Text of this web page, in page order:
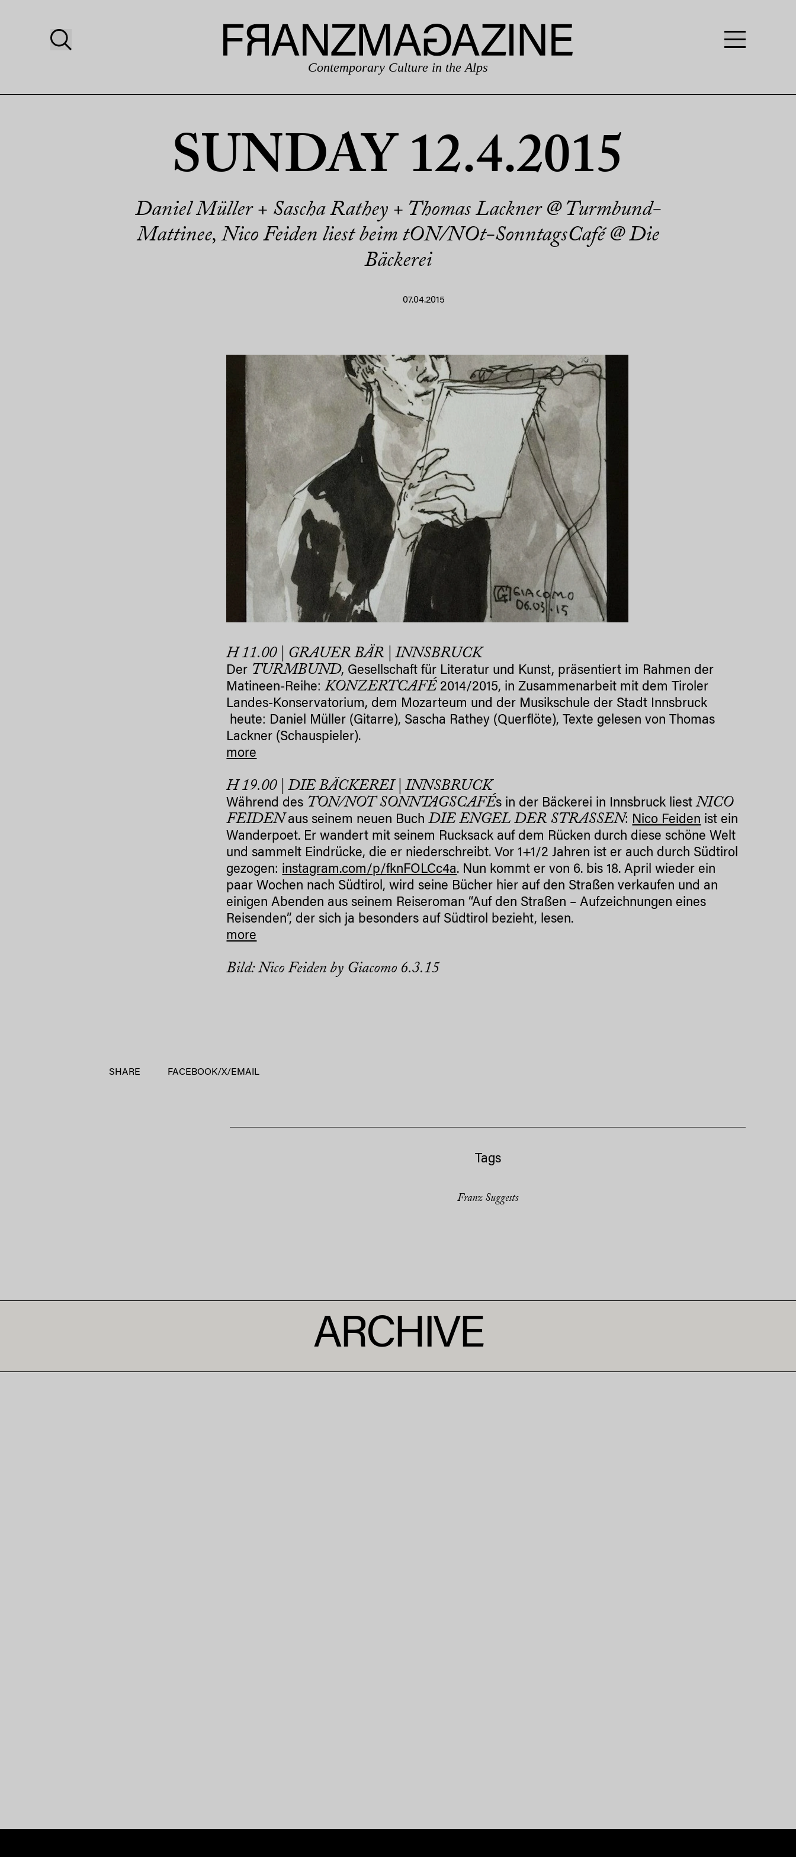
Contemporary Culture in the Alps
SUNDAY 12.4.2015
Daniel Müller + Sascha Rathey + Thomas Lackner @ Turmbund-
Mattinee, Nico Feiden liest beim tON/NOt-SonntagsCafé @ Die
Bäckerei
07.04.2015
H 11.00 | GRAUER BÄR | INNSBRUCK
Der TURMBUND, Gesellschaft für Literatur und Kunst, präsentiert im Rahmen der
Matineen-Reihe:KONZERTCAFÉ 2014/2015, in Zusammenarbeit mit dem Tiroler
Landes-Konservatorium, dem Mozarteum und der Musikschule der Stadt Innsbruck
heute: Daniel Müller (Gitarre), Sascha Rathey (Querflöte), Texte gelesen von Thomas
Lackner (Schauspieler).
more
H 19.00 | DIE BÄCKEREI | INNSBRUCK
Während des TON/NOT SONNTAGSCAFÉs in der Bäckerei in Innsbruck liestNICO
FEIDENaus seinem neuen BuchDIE ENGEL DER STRASSEN: Nico Feiden ist ein
Wanderpoet. Er wandert mit seinem Rucksack auf dem Rücken durch diese schöne Welt
und sammelt Eindrücke, die er niederschreibt. Vor 1+1/2 Jahren ist er auch durch Südtirol
gezogen: instagram.com/p/fknFOLCc4a. Nun kommt er von 6. bis 18. April wieder ein
paar Wochen nach Südtirol, wird seine Bücher hier auf den Straßen verkaufen und an
einigen Abenden aus seinem Reiseroman “Auf den Straßen – Aufzeichnungen eines
Reisenden”, der sich ja besonders auf Südtirol bezieht, lesen.
more
Bild: Nico Feiden by Giacomo 6.3.15
SHARE FACEBOOK/X/ EMAIL
Tags
Franz Suggests
ARCHIVE